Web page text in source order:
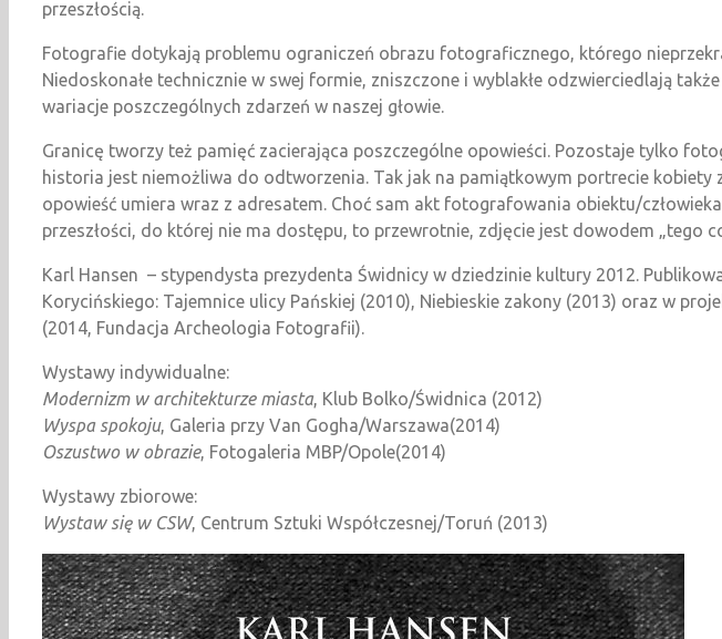
przeszłością.
Fotografie dotykają problemu ograniczeń obrazu fotograficznego, którego
Niedoskonałe technicznie w swej formie, zniszczone i wyblakłe odzwierciedlają
wariacje poszczególnych zdarzeń w naszej głowie.
Granicę tworzy też pamięć zacierająca poszczególne opowieści. Pozostaje tylko
historia jest niemożliwa do odtworzenia. Tak jak na pamiątkowym portrecie
opowieść umiera wraz z adresatem. Choć sam akt fotografowania obiektu/
przeszłości, do której nie ma dostępu, to przewrotnie, zdjęcie jest dowodem „tego
Karl Hansen – stypendysta prezydenta Świdnicy w dziedzinie kultury 2012.
Korycińskiego: Tajemnice ulicy Pańskiej (2010), Niebieskie zakony (2013) oraz w
(2014, Fundacja Archeologia Fotografii).
Wystawy indywidualne:
Modernizm w architekturze miasta, Klub Bolko/Świdnica (2012)
Wyspa spokoju, Galeria przy Van Gogha/Warszawa(2014)
Oszustwo w obrazie, Fotogaleria MBP/Opole(2014)
Wystawy zbiorowe:
Wystaw się w CSW, Centrum Sztuki Współczesnej/Toruń (2013)